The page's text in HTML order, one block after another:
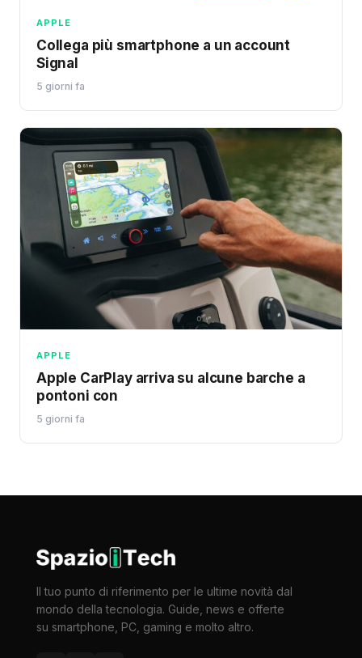
APPLE
Collega più smartphone a un account
Signal
5 giorni fa
APPLE
Apple CarPlay arriva su alcune barche a
pontoni con
5 giorni fa
Il tuo punto di riferimento per le ultime novità dal
mondo della tecnologia. Guide, news e offerte
su smartphone, PC, gaming e molto altro.